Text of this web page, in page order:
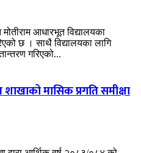
आधारभूत विद्यालयका
छ । साथै विद्यालयका लागि
गरिएको...
मासिक प्रगति समीक्षा